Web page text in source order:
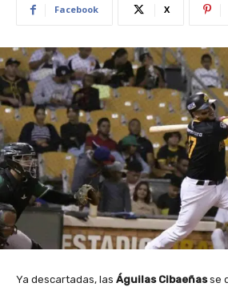
Facebook X
Ya descartadas, las Águilas Cibaeñasse